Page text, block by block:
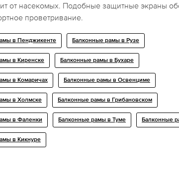
от насекомых. Подобные защитные экраны
проветривание.
в Пенджикенте Балконные рамы в Рузе
в Киренске Балконные рамы в Бухаре
в Комаричах Балконные рамы в Освенциме
в Холмске Балконные рамы в Грибановском
в Фаленки Балконные рамы в Туме Балконные
в Кикнуре